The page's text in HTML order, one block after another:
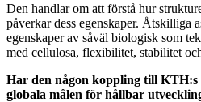
Den handlar om att förstå hur
påverkar dess egenskaper. Åtskilliga
egenskaper av såväl biologisk som
med cellulosa, flexibilitet, stabilitet
Har den någon koppling till KTH:s
globala målen för hållbar